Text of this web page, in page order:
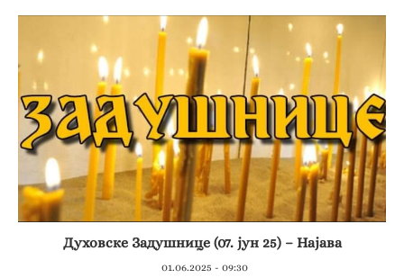
Духовске Задушнице (07. јун 25) – Најава
01.06.2025 - 09:30